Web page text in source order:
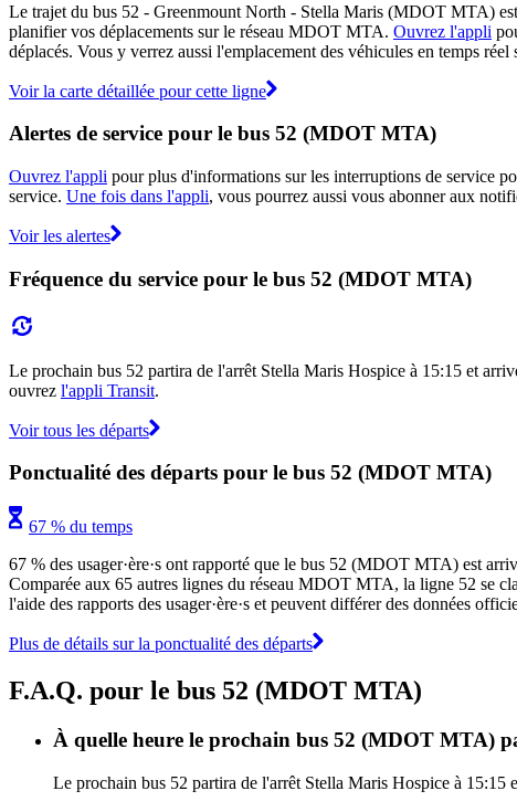
Le trajet du bus 52 - Greenmount North - Stella Maris (MDOT MTA)
planifier vos déplacements sur le réseau MDOT MTA. Ouvrez l'appli
déplacés. Vous y verrez aussi l'emplacement des véhicules en temps
Voir la carte détaillée pour cette ligne
Alertes de service pour le bus 52 (MDOT MTA)
Ouvrez l'appli pour plus d'informations sur les interruptions de service
service. Une fois dans l'appli, vous pourrez aussi vous abonner aux
Voir les alertes
Fréquence du service pour le bus 52 (MDOT MTA)
Le prochain bus 52 partira de l'arrêt Stella Maris Hospice à 15:15 et
ouvrez l'appli Transit.
Voir tous les départs
Ponctualité des départs pour le bus 52 (MDOT MTA)
67 % du temps
67 % des usager·ère·s ont rapporté que le bus 52 (MDOT MTA) est
Comparée aux 65 autres lignes du réseau MDOT MTA, la ligne 52 se
l'aide des rapports des usager·ère·s et peuvent différer des données
Plus de détails sur la ponctualité des départs
F.A.Q. pour le bus 52 (MDOT MTA)
À quelle heure le prochain bus 52 (MDOT MTA)
Le prochain bus 52 partira de l'arrêt Stella Maris Hospice à